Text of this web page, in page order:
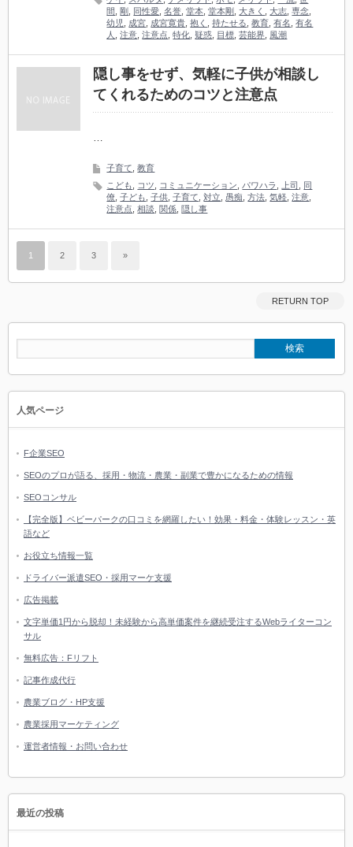
間
剛 同性愛 ,名誉 ,堂本 ,堂本剛 ,大きく ,大志 ,専念
幼児
成宮 成宮寛貴 ,抱く ,持たせる ,教育 ,有名 ,有名
人
,注意 ,注意点 ,特化 ,疑惑 目標 ,芸能界 風潮
隠し事をせず、気軽に子供が相談し
てくれるためのコツと注意点
…
子育て ,教育
こども
コツ コミュニケーション パワハラ 上司
同
僚 ,子ども ,子供 ,子育て ,対立 愚痴 ,方法 ,気軽 ,注意
注意点 ,相談 ,関係 ,隠し事
1 2 3 »
RETURN TOP
人気ページ
F企業SEO
SEOのプロが語る、採用・物流・農業・副業で豊かになるための情報
SEOコンサル
【完全版】ベビーパークの口コミを網羅したい！効果・料金・体験レッスン・英
語など
お役立ち情報一覧
ドライバー派遣SEO・採用マーケ支援
広告掲載
文字単価1円から脱却！未経験から高単価案件を継続受注するWebライターコン
サル
無料広告：Fリフト
記事作成代行
農業ブログ・HP支援
農業採用マーケティング
運営者情報・お問い合わせ
最近の投稿